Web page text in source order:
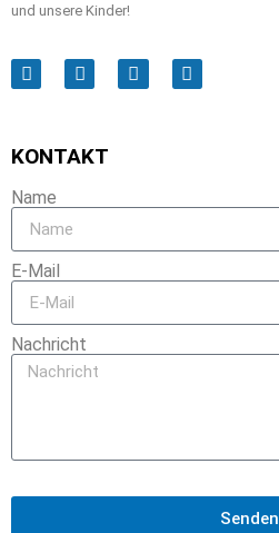
und unsere Kinder!
KONTAKT
Name
E-Mail
Nachricht
Senden